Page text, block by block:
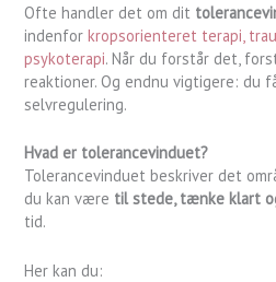
Ofte handler det om dit
indenforkropsorienteret terapi,
psykoterapi. Når du forstår det,
reaktioner. Og endnu vigtigere: du
selvregulering.
Hvad er tolerancevinduet?
Tolerancevinduet beskriver det
du kan være til stede, tænke klart
tid.
Her kan du: